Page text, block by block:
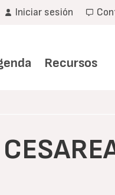
Iniciar sesión
Recursos